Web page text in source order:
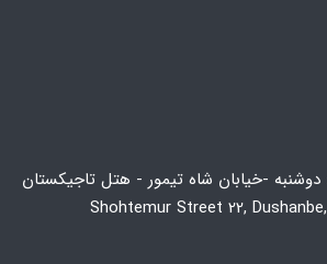
دوشنبه -خیابان شاه تیمور - هتل تاجیکستان
- طبقه همکف. (Shohtemur Street 22, Dushanbe,